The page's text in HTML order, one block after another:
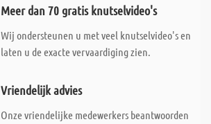
Meer dan 70 gratis knutselvideo's
Wij ondersteunen u met veel knutselvideo's en
laten u de exacte vervaardiging zien.
Vriendelijk advies
Onze vriendelijke medewerkers beantwoorden